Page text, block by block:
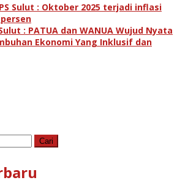
Sulut : Oktober 2025 terjadi inflasi
: PATUA dan WANUA Wujud Nyata
Ekonomi Yang Inklusif dan